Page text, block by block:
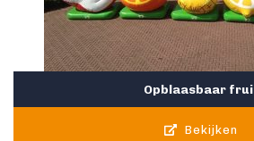
Opblaasbaar
Bekijken